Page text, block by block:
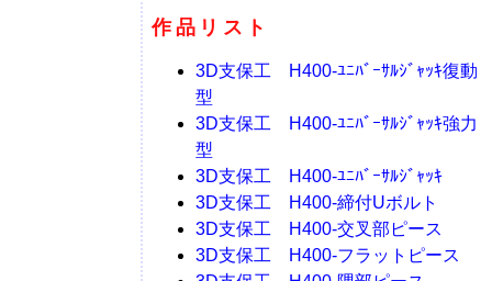
作品リスト
3D支保工 H400-ﾕﾆﾊﾞｰｻﾙｼﾞｬｯｷ復動
型
3D支保工 H400-ﾕﾆﾊﾞｰｻﾙｼﾞｬｯｷ強力
型
3D支保工 H400-ﾕﾆﾊﾞｰｻﾙｼﾞｬｯｷ
3D支保工 H400-締付Uボルト
3D支保工 H400-交叉部ピース
3D支保工 H400-フラットピース